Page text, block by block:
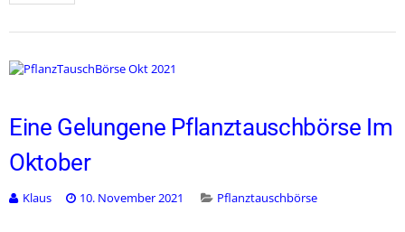
Eine Gelungene Pflanztauschbörse Im
Oktober
Klaus 10. November 2021 Pflanztauschbörse